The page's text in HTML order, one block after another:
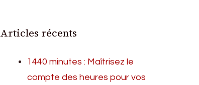
Articles récents
1440 minutes : Maîtrisez le
compte des heures pour vos